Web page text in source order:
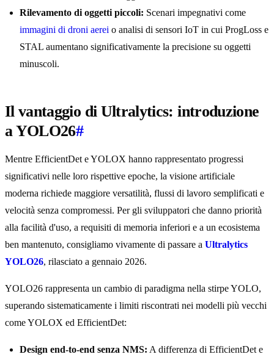
Rilevamento di oggetti piccoli: Scenari impegnativi come
immagini di droni aerei o analisi di sensori IoT in cui ProgLoss e
STAL aumentano significativamente la precisione su oggetti
minuscoli.
Il vantaggio di Ultralytics: introduzione
a YOLO26#
Mentre EfficientDet e YOLOX hanno rappresentato progressi
significativi nelle loro rispettive epoche, la visione artificiale
moderna richiede maggiore versatilità, flussi di lavoro semplificati e
velocità senza compromessi. Per gli sviluppatori che danno priorità
alla facilità d'uso, a requisiti di memoria inferiori e a un ecosistema
ben mantenuto, consigliamo vivamente di passare a Ultralytics
YOLO26, rilasciato a gennaio 2026.
YOLO26 rappresenta un cambio di paradigma nella stirpe YOLO,
superando sistematicamente i limiti riscontrati nei modelli più vecchi
come YOLOX ed EfficientDet:
Design end-to-end senza NMS: A differenza di EfficientDet e